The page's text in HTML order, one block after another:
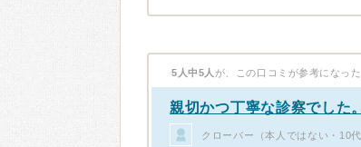
5人中5人 が、この口コミが参考になっ
親切かつ丁寧な診察でした。
クローバー（本人ではない・10